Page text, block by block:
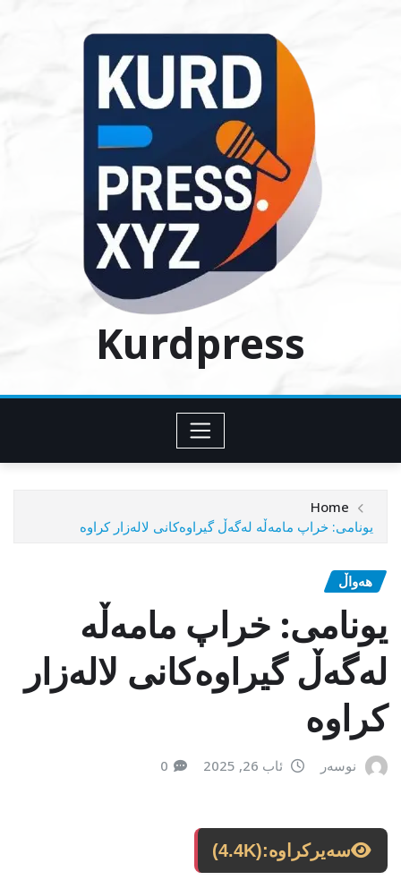
Kurdpress
Home
یونامی‌: خراپ مامه‌ڵه‌ له‌گه‌ڵ گیراوه‌كانی لاله‌زار كراوه‌
هەواڵ
یونامی‌: خراپ مامه‌ڵه‌
له‌گه‌ڵ گیراوه‌كانی لاله‌زار
كراوه‌
نوسەر ئاب 26, 2025 0
سەیرکراوە:(4.4K)